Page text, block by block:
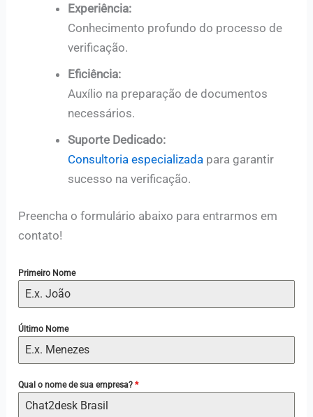
Experiência:
Conhecimento profundo do processo de
verificação.
Eficiência:
Auxílio na preparação de documentos
necessários.
Suporte Dedicado:
Consultoria especializada para garantir
sucesso na verificação.
Preencha o formulário abaixo para entrarmos em
contato!
Primeiro Nome
Último Nome
Qual o nome de sua empresa?*